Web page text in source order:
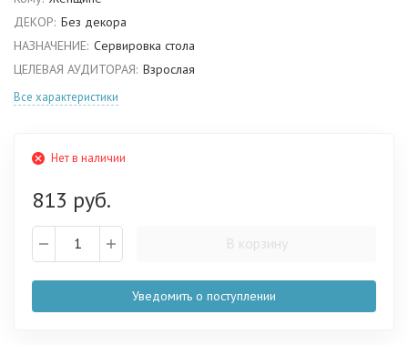
ДЕКОР: Без декора
НАЗНАЧЕНИЕ: Сервировка стола
ЦЕЛЕВАЯ АУДИТОРАЯ: Взрослая
Все характеристики
Нет в наличии
813 руб.
В корзину
Уведомить о поступлении